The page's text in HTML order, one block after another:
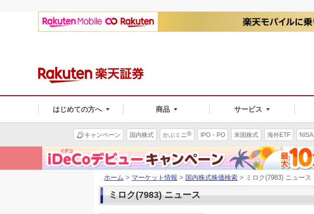
はじめての方へ 商品 サービス
キャンペーン 国内株式 かぶミニ® IPO・PO 米国株式 海外ETF NISA
ホーム > マーケット情報 > 国内株式株価検索 > ミロク(7983) ニュース
ミロク(7983) ニュース